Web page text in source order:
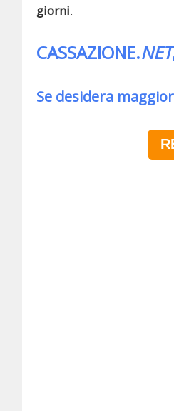
giorni.
CASSAZIONE.NET
Se desidera